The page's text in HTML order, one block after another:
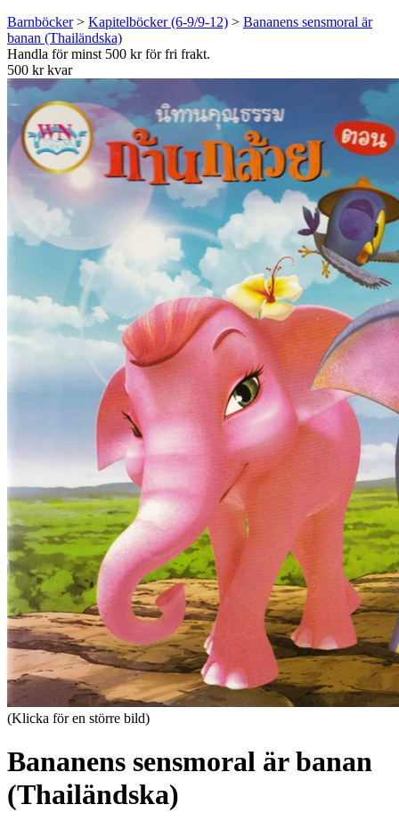
Barnböcker> Kapitelböcker (6-9/9-12) > Bananens sensmoral är
banan (Thailändska)
Handla för minst 500 kr för fri frakt.
500 kr kvar
(Klicka för en större bild)
Bananens sensmoral är banan
(Thailändska)